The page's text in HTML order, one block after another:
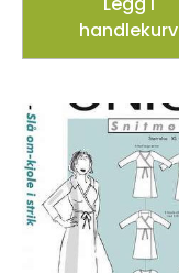
handlekurv